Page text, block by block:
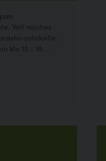
Voit noutaa
ostoksille.
klo 13 - 18....